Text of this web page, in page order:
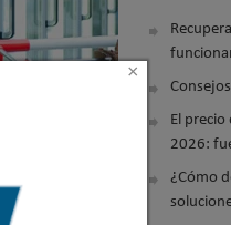
El
2026:
¿Cómo
×